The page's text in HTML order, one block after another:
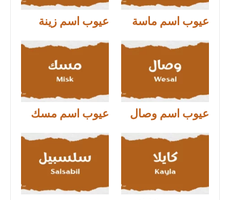
عيوب اسم ماسة عيوب اسم زينة
عيوب اسم وصال عيوب اسم مسك